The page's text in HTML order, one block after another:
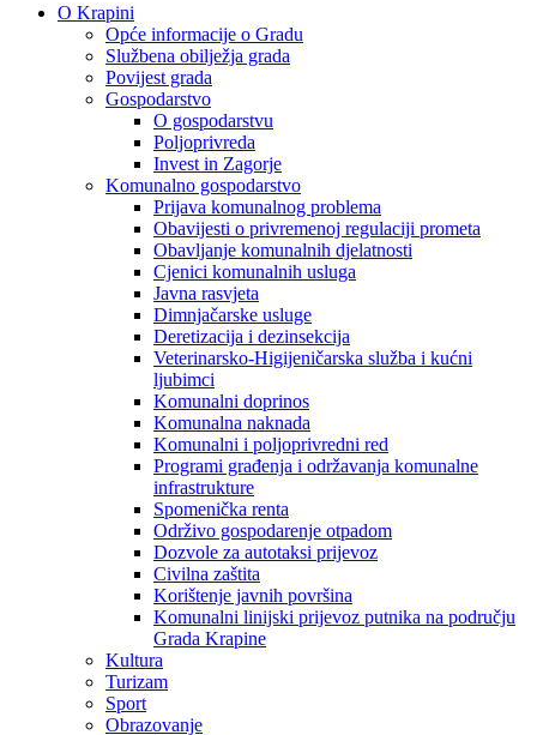
O Krapini
Opće informacije o Gradu
Službena obilježja grada
Povijest grada
Gospodarstvo
O gospodarstvu
Poljoprivreda
Invest in Zagorje
Komunalno gospodarstvo
Prijava komunalnog problema
Obavijesti o privremenoj regulaciji prometa
Obavljanje komunalnih djelatnosti
Cjenici komunalnih usluga
Javna rasvjeta
Dimnjačarske usluge
Deretizacija i dezinsekcija
Veterinarsko-Higijeničarska služba i kućni
ljubimci
Komunalni doprinos
Komunalna naknada
Komunalni i poljoprivredni red
Programi građenja i održavanja komunalne
infrastrukture
Spomenička renta
Održivo gospodarenje otpadom
Dozvole za autotaksi prijevoz
Civilna zaštita
Korištenje javnih površina
Komunalni linijski prijevoz putnika na području
Grada Krapine
Kultura
Turizam
Sport
Obrazovanje